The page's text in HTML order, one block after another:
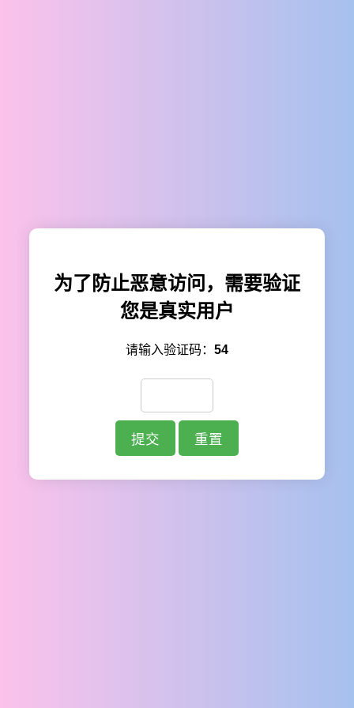
为了防止恶意访问，需要验证
您是真实用户
请输入验证码： 54
提交 重置